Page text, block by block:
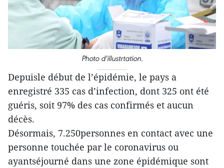
Photo d'illustrtation.
Depuisle début de l’épidémie, le pays a
enregistré 335 cas d’infection, dont 325 ont été
guéris, soit 97% des cas confirmés et aucun
décès.
Désormais, 7.250personnes en contact avec une
personne touchée par le coronavirus ou
ayantséjourné dans une zone épidémique sont